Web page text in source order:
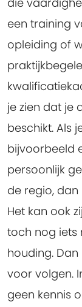
een training
opleiding of
je zien dat je
beschikt. Als
bijvoorbeeld
persoonlijk
de regio,
Het kan ook
toch nog iets
houding.
voor volgen.
geen kennis